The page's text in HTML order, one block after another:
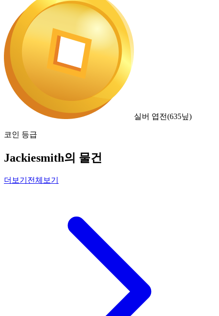
실버 엽전(635닢)
코인 등급
Jackiesmith의 물건
더보기 전체보기